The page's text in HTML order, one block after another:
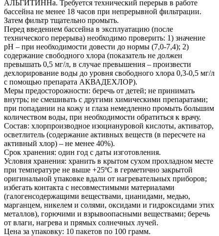
АЛЬГИТИННа. Требуется технический перерыв в работе
бассейна не менее 18 часов при непрерывной фильтрации.
Затем фильтр тщательно промыть.
Перед введением бассейна в эксплуатацию (после
технического перерыва) необходимо проверить: 1) значение
рН – при необходимости довести до нормы (7,0-7,4); 2)
содержание свободного хлора (показатель не должен
превышать 0,5 мг/л, в случае превышения – произвести
дехлорирование воды до уровня свободного хлора 0,3-0,5 мг/л
с помощью препарата АКВАДЕХЛОР).
Меры предосторожности: беречь от детей; не принимать
внутрь; не смешивать с другими химическими препаратами;
при попадании на кожу и глаза немедленно промыть большим
количеством воды, при необходимости обратиться к врачу.
Состав: хлорпроизводное изоциануровой кислоты, активатор,
осветлитель (содержание активных веществ (в пересчете на
активный хлор) – не менее 40%).
Срок хранения: один год с даты изготовления.
Условия хранения: хранить в крытом сухом прохладном месте
при температуре не выше +25ºС в герметично закрытой
оригинальной упаковке вдали от нагревательных приборов;
избегать контакта с несовместимыми материалами
(галогенсодержащими веществами, цианидами, медью,
марганцем, никелем и солями, оксидами и гидроксидами этих
металлов), горючими и взрывоопасными веществами; беречь
от влаги, нагрева и прямых солнечных лучей.
Цена за упаковку: 10 пакетов по 100 грамм.